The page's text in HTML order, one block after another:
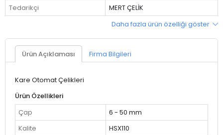
Tedarikçi
MERT ÇELİK
Daha fazla ürün özelliği göster
Ürün Açıklaması Firma Bilgileri
Kare Otomat Çelikleri
Ürün Özellikleri
Çap
6 - 50 mm
Kalite
HSX110